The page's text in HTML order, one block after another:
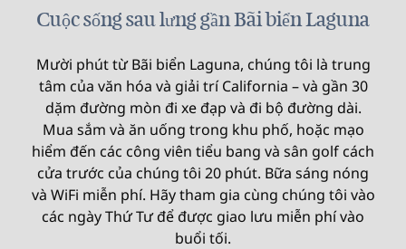
Cuộc sống sau lưng gần Bãi biển Laguna
Mười phút từ Bãi biển Laguna, chúng tôi là trung
tâm của văn hóa và giải trí California – và gần 30
dặm đường mòn đi xe đạp và đi bộ đường dài.
Mua sắm và ăn uống trong khu phố, hoặc mạo
hiểm đến các công viên tiểu bang và sân golf cách
cửa trước của chúng tôi 20 phút. Bữa sáng nóng
và WiFi miễn phí. Hãy tham gia cùng chúng tôi vào
các ngày Thứ Tư để được giao lưu miễn phí vào
buổi tối.